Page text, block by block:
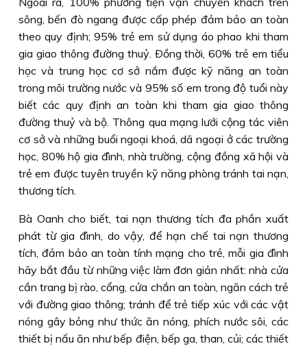
sông, bến đò ngang được cấp phép đảm bảo an toàn
theo quy định; 95% trẻ em sử dụng áo phao khi tham
gia giao thông đường thuỷ. Ðồng thời, 60% trẻ em tiểu
học và trung học cơ sở nắm được kỹ năng an toàn
trong môi trường nước và 95% số em trong độ tuổi này
biết các quy định an toàn khi tham gia giao thông
đường thuỷ và bộ. Thông qua mạng lưới cộng tác viên
cơ sở và những buổi ngoại khoá, dã ngoại ở các trường
học, 80% hộ gia đình, nhà trường, cộng đồng xã hội và
trẻ em được tuyên truyền kỹ năng phòng tránh tai nạn,
thương tích.
Bà Oanh cho biết, tai nạn thương tích đa phần xuất
phát từ gia đình, do vậy, để hạn chế tai nạn thương
tích, đảm bảo an toàn tính mạng cho trẻ, mỗi gia đình
hãy bắt đầu từ những việc làm đơn giản nhất: nhà cửa
cần trang bị rào, cổng, cửa chắn an toàn, ngăn cách trẻ
với đường giao thông; tránh để trẻ tiếp xúc với các vật
nóng gây bỏng như thức ăn nóng, phích nước sôi, các
thiết bị nấu ăn như bếp điện, bếp ga, than, củi; các thiết